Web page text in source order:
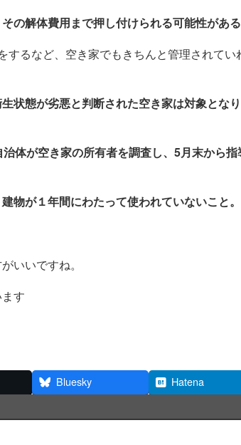
の解体費用まで押し付けられる可能性がある
するなど、空き家でもきちんと管理されてい
状態が劣悪と判断された空き家は対象とな
体が空き家の所有者を調査し、5月末から指
建物が１年間にわたって使われていないこと。
いいですね。
す
Bluesky
Hatena